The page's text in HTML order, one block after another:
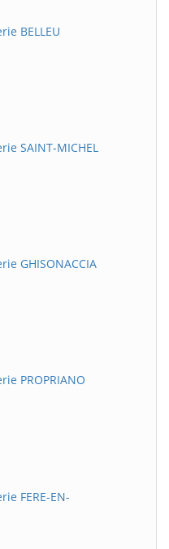
BELLEU
SAINT-MICHEL
GHISONACCIA
PROPRIANO
FERE-EN-